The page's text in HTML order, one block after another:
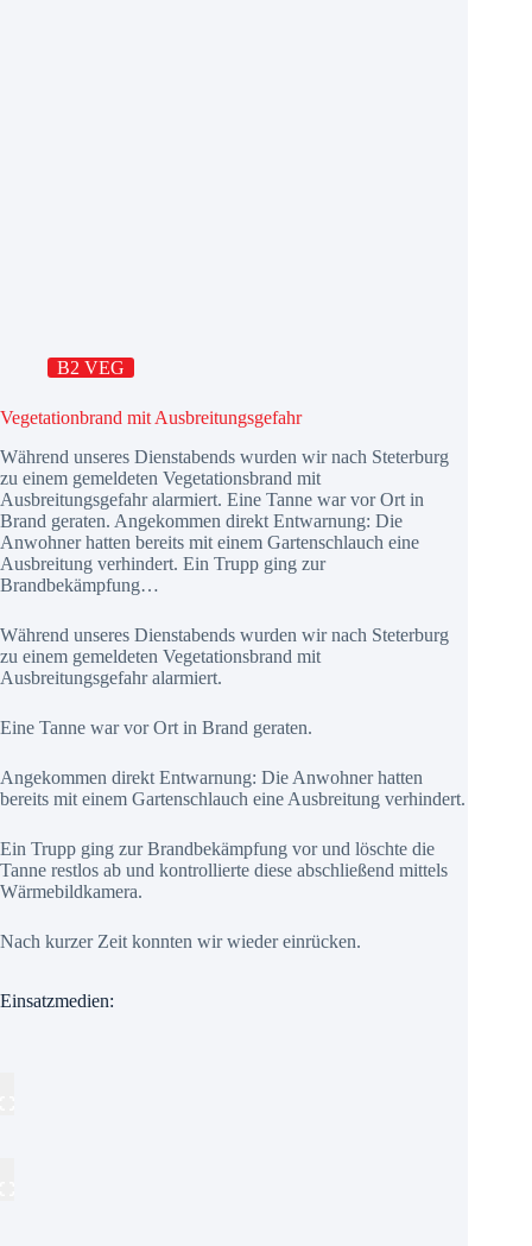
B2 VEG
Vegetationbrand mit Ausbreitungsgefahr
Während unseres Dienstabends wurden wir nach Steterburg
zu einem gemeldeten Vegetationsbrand mit
Ausbreitungsgefahr alarmiert. Eine Tanne war vor Ort in
Brand geraten. Angekommen direkt Entwarnung: Die
Anwohner hatten bereits mit einem Gartenschlauch eine
Ausbreitung verhindert. Ein Trupp ging zur
Brandbekämpfung…
Während unseres Dienstabends wurden wir nach Steterburg
zu einem gemeldeten Vegetationsbrand mit
Ausbreitungsgefahr alarmiert.
Eine Tanne war vor Ort in Brand geraten.
Angekommen direkt Entwarnung: Die Anwohner hatten
bereits mit einem Gartenschlauch eine Ausbreitung verhindert.
Ein Trupp ging zur Brandbekämpfung vor und löschte die
Tanne restlos ab und kontrollierte diese abschließend mittels
Wärmebildkamera.
Nach kurzer Zeit konnten wir wieder einrücken.
Einsatzmedien: